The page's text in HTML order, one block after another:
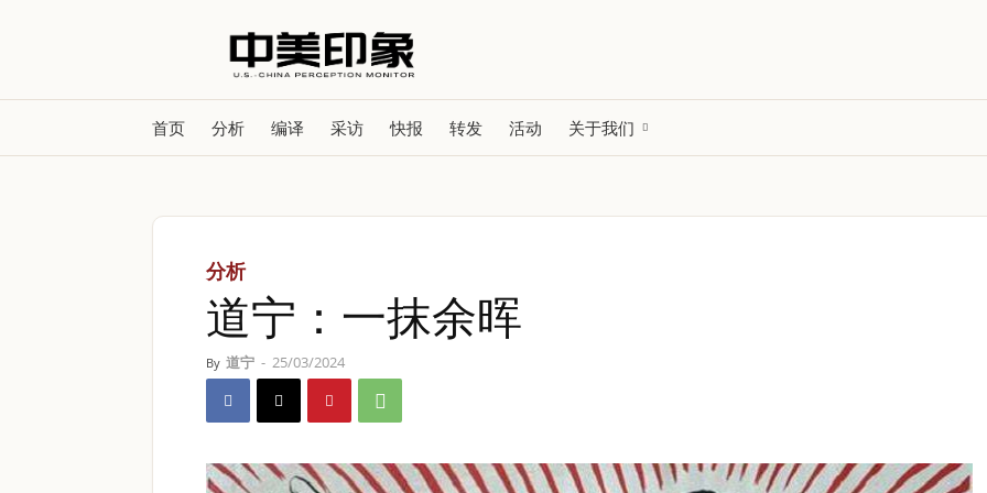
首页 分析 编译 采访 快报 转发 活动 关于我们
分析
道宁：一抹余晖
By 道宁 - 25/03/2024